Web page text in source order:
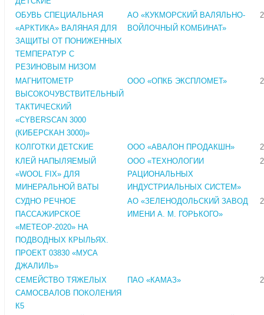
ОБУВЬ СПЕЦИАЛЬНАЯ
«АРКТИКА» ВАЛЯНАЯ ДЛЯ
ЗАЩИТЫ ОТ ПОНИЖЕННЫХ
ТЕМПЕРАТУР С
РЕЗИНОВЫМ НИЗОМ
АО «КУКМОРСКИЙ ВАЛЯЛЬНО-
ВОЙЛОЧНЫЙ КОМБИНАТ»
МАГНИТОМЕТР
ВЫСОКОЧУВСТВИТЕЛЬНЫЙ
ТАКТИЧЕСКИЙ
«CYBERSCAN 3000
(КИБЕРСКАН 3000)»
ООО «ОПКБ ЭКСПЛОМЕТ»
КОЛГОТКИ ДЕТСКИЕ ООО «АВАЛОН ПРОДАКШН»
КЛЕЙ НАПЫЛЯЕМЫЙ
«WOOL FIХ» ДЛЯ
МИНЕРАЛЬНОЙ ВАТЫ
ООО «ТЕХНОЛОГИИ
РАЦИОНАЛЬНЫХ
ИНДУСТРИАЛЬНЫХ СИСТЕМ»
СУДНО РЕЧНОЕ
ПАССАЖИРСКОЕ
«МЕТЕОР-2020» НА
ПОДВОДНЫХ КРЫЛЬЯХ.
ПРОЕКТ 03830 «МУСА
ДЖАЛИЛЬ»
АО «ЗЕЛЕНОДОЛЬСКИЙ ЗАВОД
ИМЕНИ А. М. ГОРЬКОГО»
СЕМЕЙСТВО ТЯЖЕЛЫХ
САМОСВАЛОВ ПОКОЛЕНИЯ
К5
ПАО «КАМАЗ»